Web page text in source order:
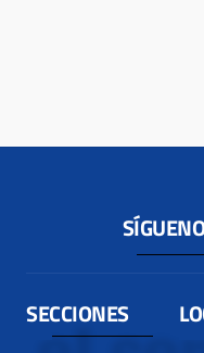
SECCIONES